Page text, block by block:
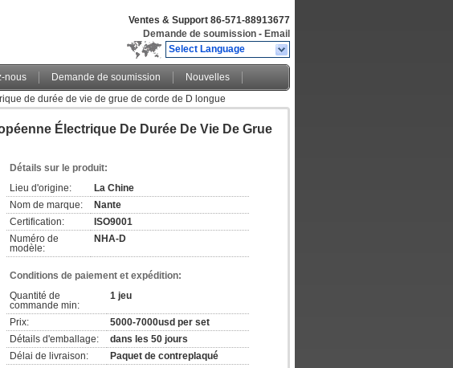
Ventes & Support 86-571-88913677
Demande de soumission - Email
Select Language
nous Demande de soumission
Nouvelles
de durée de vie de grue de corde de D longue
Électrique De Durée De Vie De Grue
Détails sur le produit:
Lieu d'origine:
La Chine
Nom de marque:
Nante
Certification:
ISO9001
Numéro de
modèle:
NHA-D
Conditions de paiement et expédition:
Quantité de
commande min:
1 jeu
Prix:
5000-7000usd per set
Détails d'emballage:
dans les 50 jours
Délai de livraison:
Paquet de contreplaqué